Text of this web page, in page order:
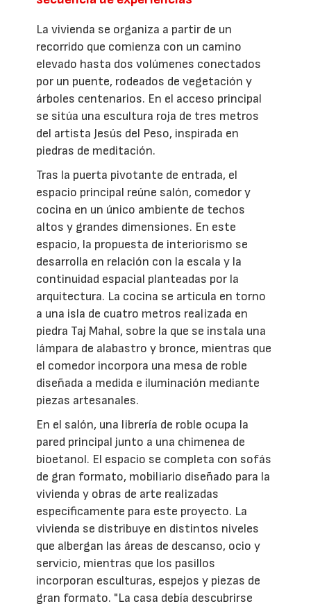
La vivienda se organiza a partir de un
recorrido que comienza con un camino
elevado hasta dos volúmenes conectados
por un puente, rodeados de vegetación y
árboles centenarios. En el acceso principal
se sitúa una escultura roja de tres metros
del artista Jesús del Peso, inspirada en
piedras de meditación.
Tras la puerta pivotante de entrada, el
espacio principal reúne salón, comedor y
cocina en un único ambiente de techos
altos y grandes dimensiones. En este
espacio, la propuesta de interiorismo se
desarrolla en relación con la escala y la
continuidad espacial planteadas por la
arquitectura. La cocina se articula en torno
a una isla de cuatro metros realizada en
piedra Taj Mahal, sobre la que se instala una
lámpara de alabastro y bronce, mientras que
el comedor incorpora una mesa de roble
diseñada a medida e iluminación mediante
piezas artesanales.
En el salón, una librería de roble ocupa la
pared principal junto a una chimenea de
bioetanol. El espacio se completa con sofás
de gran formato, mobiliario diseñado para la
vivienda y obras de arte realizadas
específicamente para este proyecto. La
vivienda se distribuye en distintos niveles
que albergan las áreas de descanso, ocio y
servicio, mientras que los pasillos
incorporan esculturas, espejos y piezas de
gran formato. "La casa debía descubrirse